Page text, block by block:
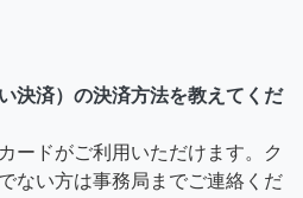
決済）の決済方法を教えてくだ
ードがご利用いただけます。ク
ない方は事務局までご連絡くだ